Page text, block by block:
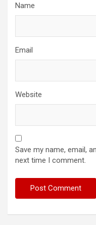
Name
Email
Website
Save my name, email,
next time I comment.